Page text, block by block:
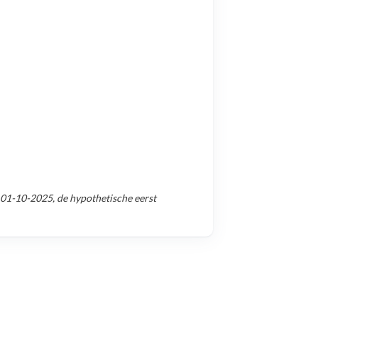
01-10-2025, de hypothetische eerst